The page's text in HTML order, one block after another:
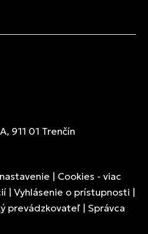
911 01 Trenčín
| Cookies - viac
| Vyhlásenie o prístupnosti |
prevádzkovateľ | Správca